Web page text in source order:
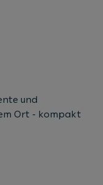
und
Ort - kompakt